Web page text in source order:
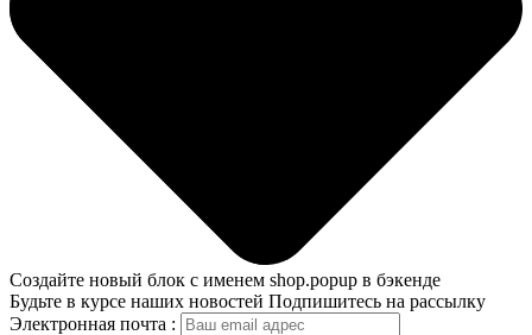
Создайте новый блок с именем shop.popup в бэкенде
Будьте в курсе наших новостей Подпишитесь на рассылку
Электронная почта :